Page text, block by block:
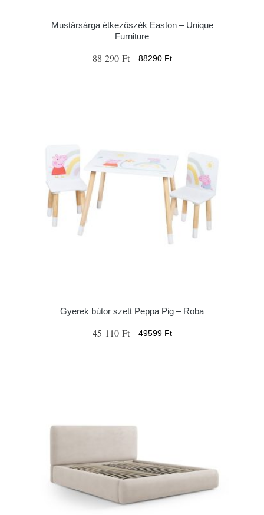
Mustársárga étkezőszék Easton – Unique
Furniture
88 290 Ft 88290 Ft
Gyerek bútor szett Peppa Pig – Roba
45 110 Ft 49599 Ft